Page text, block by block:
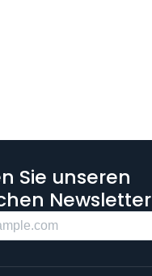
Sie unseren
Newsletter